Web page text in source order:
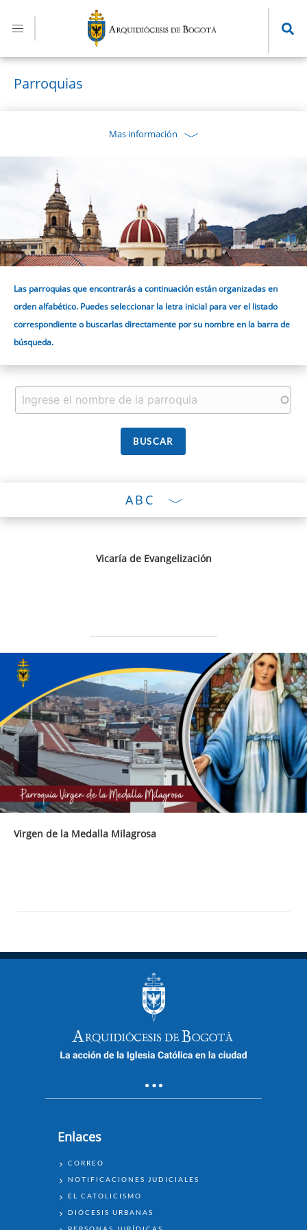
contenido
principal
Parroquias
Mas información
Las parroquias que encontrarás a continuación están organizadas en
orden alfabético. Puedes seleccionar la letra inicial para ver el listado
correspondiente o buscarlas directamente por su nombre en la barra de
búsqueda.
ABC
Vicaría de Evangelización
Virgen de la Medalla Milagrosa
Enlaces
ENLACES
CORREO
NOTIFICACIONES JUDICIALES
EL CATOLICISMO
DIÓCESIS URBANAS